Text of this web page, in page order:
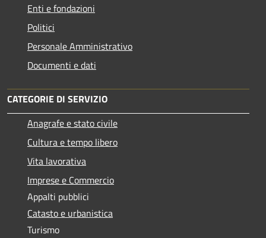
Enti e fondazioni
Politici
Personale Amministrativo
Documenti e dati
CATEGORIE DI SERVIZIO
Anagrafe e stato civile
Cultura e tempo libero
Vita lavorativa
Imprese e Commercio
Appalti pubblici
Catasto e urbanistica
Turismo